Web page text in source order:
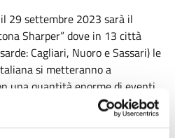
29 settembre 2023 sarà il
Sharper” dove in 13 città
Cagliari, Nuoro e Sassari) le
si metteranno a
una quantità enorme di eventi,
pre-eventi nei giorni